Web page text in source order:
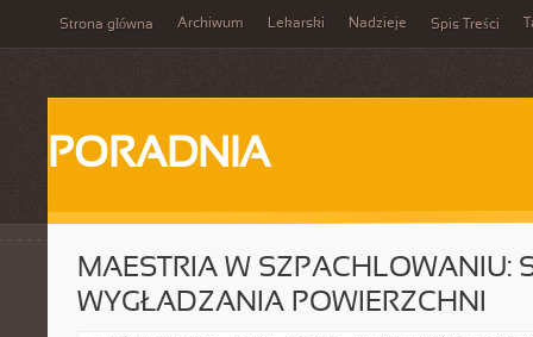
Strona główna Archiwum Lekarski Nadzieje Spis Treści
PORADNIA
MAESTRIA W SZPACHLOWANIU:
WYGŁADZANIA POWIERZCHNI